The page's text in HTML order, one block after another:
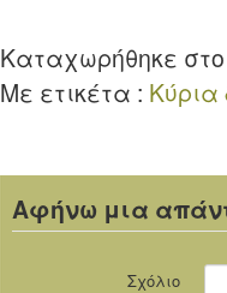
Καταχωρήθηκε στο
Με ετικέτα :
Αφήνω μια
Σχόλιο